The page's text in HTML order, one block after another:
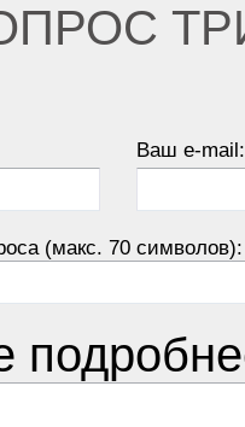
Ваш e-mail:
(макс. 70 символов):